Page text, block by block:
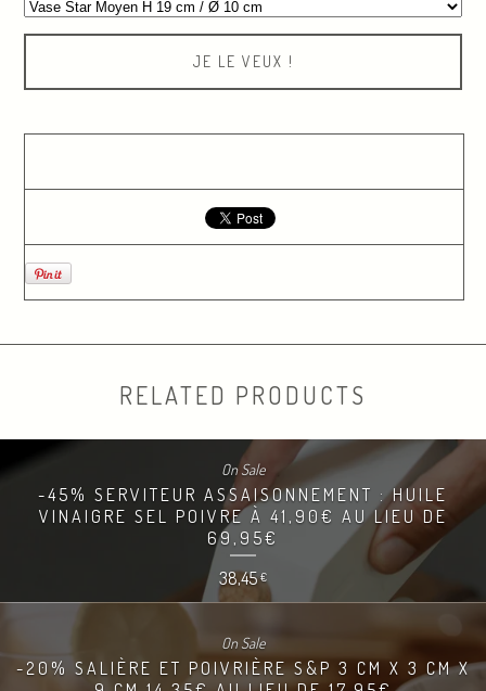
JE LE VEUX !
RELATED PRODUCTS
-45% SERVITEUR ASSAISONNEMENT : HUILE
VINAIGRE SEL POIVRE À 41,90€ AU LIEU DE
69,95€
38,45€
On Sale
-20% SALIÈRE ET POIVRIÈRE S&P 3 CM X 3 CM X
On Sale